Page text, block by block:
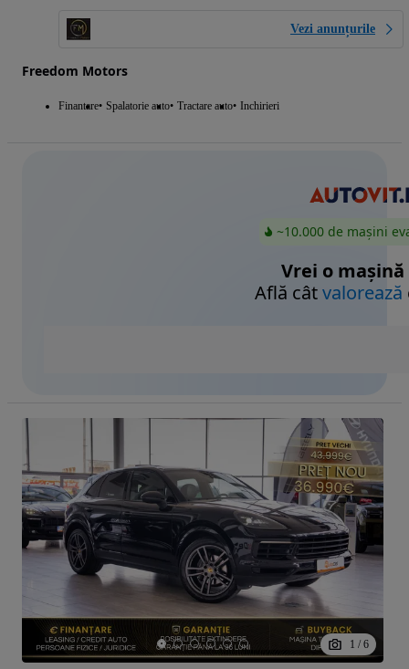
Vezi anunțurile
Freedom Motors
Finantare Spalatorie auto Tractare auto Inchirieri
~10.000 de mașini
Vrei o mașină
Află câtvalorează
1 / 6